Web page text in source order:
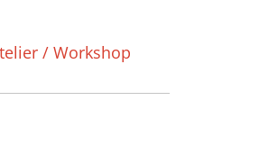
/ Workshop